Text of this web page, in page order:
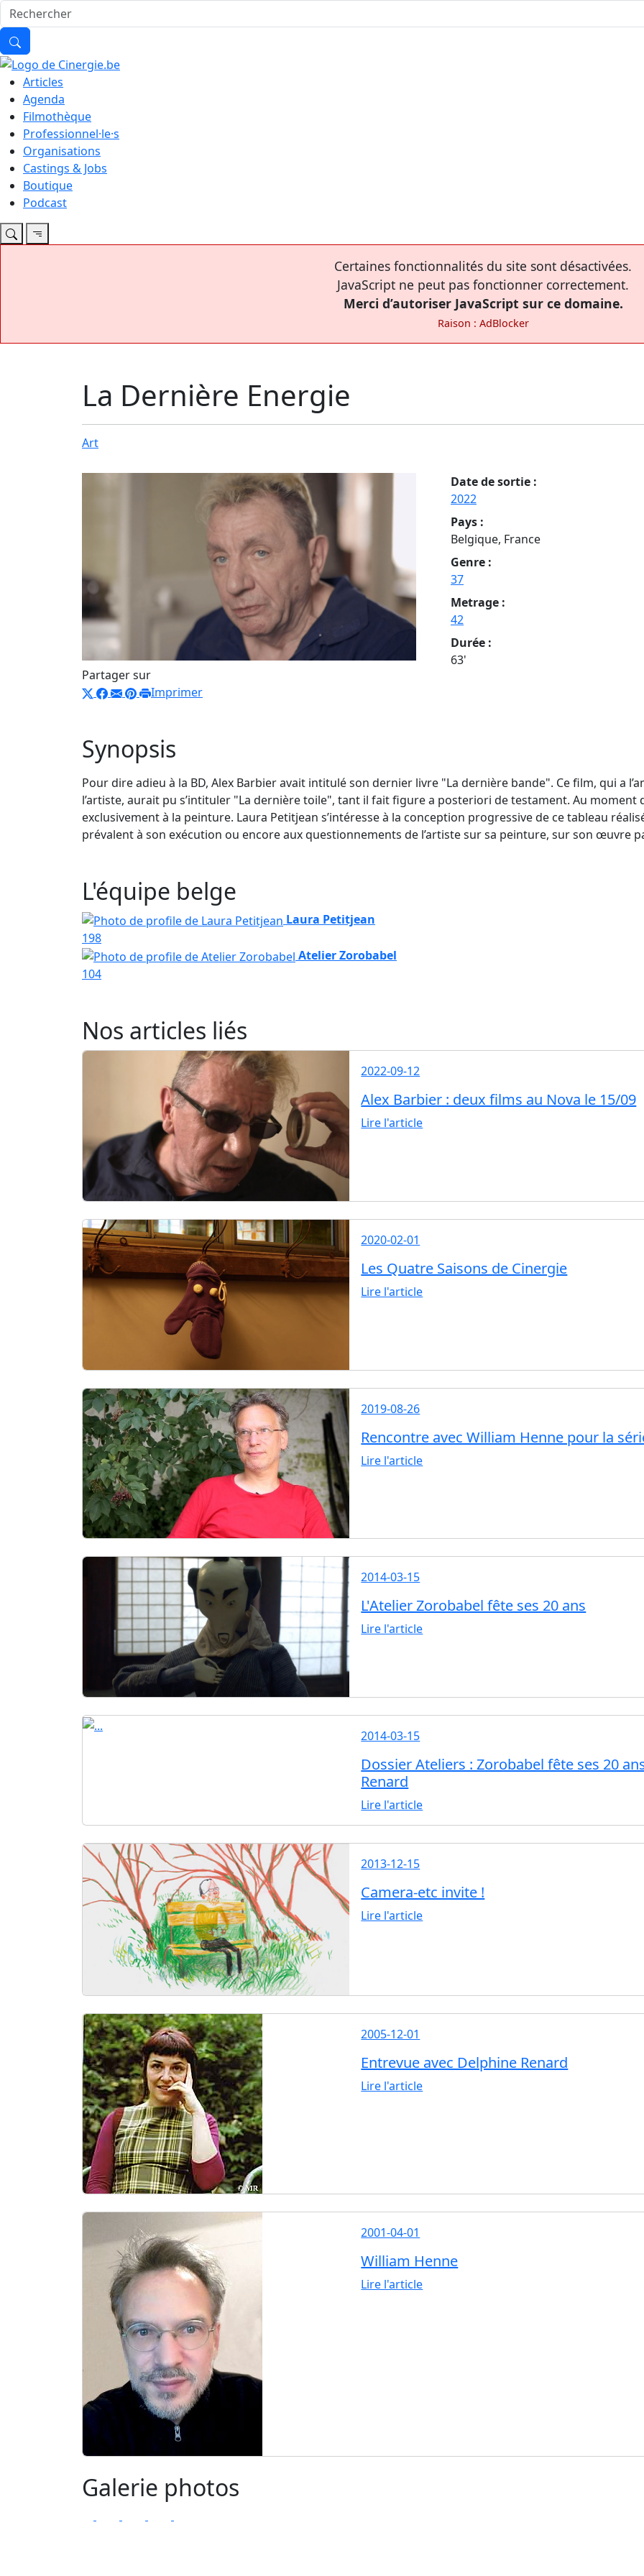
Articles
Agenda
Filmothèque
Professionnel·le·s
Organisations
Castings & Jobs
Boutique
Podcast
Certaines fonctionnalités du site sont désactivées.
JavaScript ne peut pas fonctionner correctement.
Merci d’autoriser JavaScript sur ce domaine.
Raison : AdBlocker
La Dernière Energie
Art
Partager sur
Imprimer
Date de sortie :
2022
Pays :
Belgique, France
Genre :
37
Metrage :
42
Durée :
63'
Synopsis
Pour dire adieu à la BD, Alex Barbier avait intitulé son dernier livre "La dernière bande". Ce film, qui a
l’artiste, aurait pu s’intituler "La dernière toile", tant il fait figure a posteriori de testament. Au moment
exclusivement à la peinture. Laura Petitjean s’intéresse à la conception progressive de ce tableau
prévalent à son exécution ou encore aux questionnements de l’artiste sur sa peinture, sur son œuvre
L'équipe belge
Laura Petitjean
198
Atelier Zorobabel
104
Nos articles liés
2022-09-12
Alex Barbier : deux films au Nova le 15/09
Lire l'article
2020-02-01
Les Quatre Saisons de Cinergie
Lire l'article
2019-08-26
Rencontre avec William Henne pour la
Lire l'article
2014-03-15
L'Atelier Zorobabel fête ses 20 ans
Lire l'article
2014-03-15
Dossier Ateliers : Zorobabel fête ses 20
Renard
Lire l'article
2013-12-15
Camera-etc invite !
Lire l'article
2005-12-01
Entrevue avec Delphine Renard
Lire l'article
2001-04-01
William Henne
Lire l'article
Galerie photos